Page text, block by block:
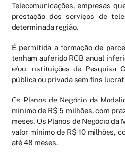
Telecomunicações, empresas
prestação dos serviços de
determinada região.
É permitida a formação de
tenham auferido ROB anual
e/ou Instituições de Pesquisa
pública ou privada sem fins
Os Planos de Negócio da
mínimo de R$ 5 milhões, com
meses. Os Planos de Negócio da
valor mínimo de R$ 10 milhões,
até 48 meses.